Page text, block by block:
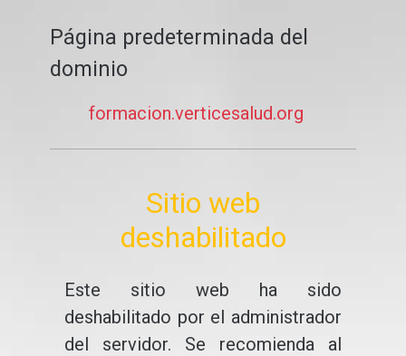
Página predeterminada del
dominio
formacion.verticesalud.org
Sitio web
deshabilitado
Este sitio web ha sido
deshabilitado por el administrador
del servidor. Se recomienda al